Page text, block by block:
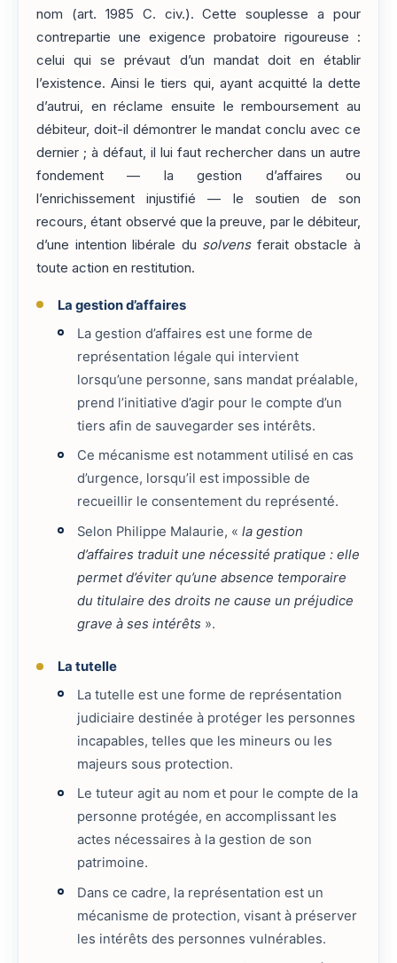
nom (art. 1985 C. civ.). Cette souplesse a pour
contrepartie une exigence probatoire rigoureuse :
celui qui se prévaut d’un mandat doit en établir
l’existence. Ainsi le tiers qui, ayant acquitté la dette
d’autrui, en réclame ensuite le remboursement au
débiteur, doit-il démontrer le mandat conclu avec ce
dernier ; à défaut, il lui faut rechercher dans un autre
fondement — la gestion d’affaires ou
l’enrichissement injustifié — le soutien de son
recours, étant observé que la preuve, par le débiteur,
d’une intention libérale du solvensferait obstacle à
toute action en restitution.
La gestion d’affaires
La gestion d’affaires est une forme de
représentation légale qui intervient
lorsqu’une personne, sans mandat préalable,
prend l’initiative d’agir pour le compte d’un
tiers afin de sauvegarder ses intérêts.
Ce mécanisme est notamment utilisé en cas
d’urgence, lorsqu’il est impossible de
recueillir le consentement du représenté.
Selon Philippe Malaurie, «la gestion
d’affaires traduit une nécessité pratique : elle
permet d’éviter qu’une absence temporaire
du titulaire des droits ne cause un préjudice
grave à ses intérêts ».
La tutelle
La tutelle est une forme de représentation
judiciaire destinée à protéger les personnes
incapables, telles que les mineurs ou les
majeurs sous protection.
Le tuteur agit au nom et pour le compte de la
personne protégée, en accomplissant les
actes nécessaires à la gestion de son
patrimoine.
Dans ce cadre, la représentation est un
mécanisme de protection, visant à préserver
les intérêts des personnes vulnérables.